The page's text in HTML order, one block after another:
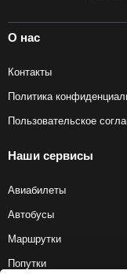
О нас
Контакты
Политика
Пользовательское
Наши сервисы
Авиабилеты
Автобусы
Маршрутки
Попутки